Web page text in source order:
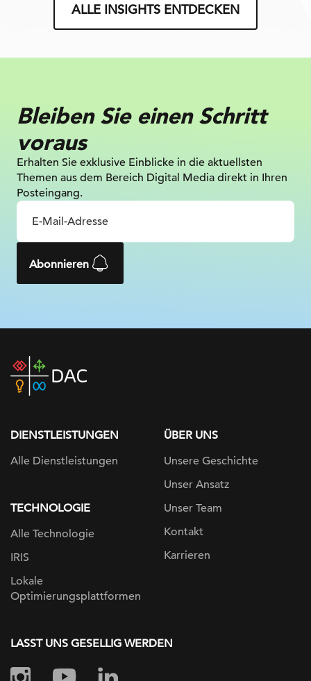
ALLE INSIGHTS ENTDECKEN
Bleiben Sie einen Schritt
voraus
Erhalten Sie exklusive Einblicke in die aktuellsten
Themen aus dem Bereich Digital Media direkt in Ihren
Posteingang.
Abonnieren
DAC
home
DIENSTLEISTUNGEN
Alle Dienstleistungen
TECHNOLOGIE
Alle Technologie
IRIS
Lokale
Optimierungsplattformen
ÜBER UNS
Unsere Geschichte
Unser Ansatz
Unser Team
Kontakt
Karrieren
LASST UNS GESELLIG WERDEN